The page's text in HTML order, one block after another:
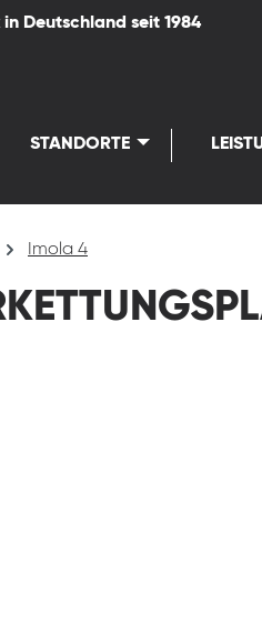
springen
in Deutschland seit 1984
STANDORTE
Imola 4